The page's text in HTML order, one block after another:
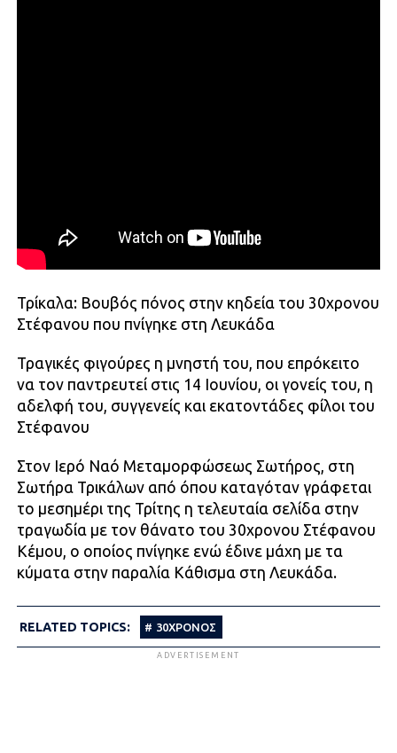
Τρίκαλα: Βουβός πόνος στην κηδεία του 30χρονου
Στέφανου που πνίγηκε στη Λευκάδα
Τραγικές φιγούρες η μνηστή του, που επρόκειτο
να τον παντρευτεί στις 14 Ιουνίου, οι γονείς του, η
αδελφή του, συγγενείς και εκατοντάδες φίλοι του
Στέφανου
Στον Ιερό Ναό Μεταμορφώσεως Σωτήρος, στη
Σωτήρα Τρικάλων από όπου καταγόταν γράφεται
το μεσημέρι της Τρίτης η τελευταία σελίδα στην
τραγωδία με τον θάνατο του 30χρονου Στέφανου
Κέμου, ο οποίος πνίγηκε ενώ έδινε μάχη με τα
κύματα στην παραλία Κάθισμα στη Λευκάδα.
RELATED TOPICS: 30ΧΡΟΝΟΣ
ADVERTISEMENT